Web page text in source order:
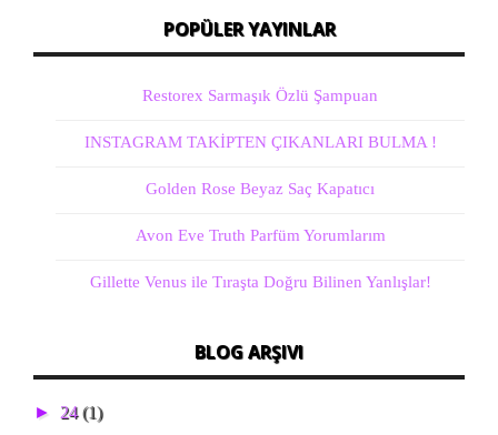
POPÜLER YAYINLAR
Restorex Sarmaşık Özlü Şampuan
INSTAGRAM TAKİPTEN ÇIKANLARI BULMA !
Golden Rose Beyaz Saç Kapatıcı
Avon Eve Truth Parfüm Yorumlarım
Gillette Venus ile Tıraşta Doğru Bilinen Yanlışlar!
BLOG ARŞIVI
► 24(1)